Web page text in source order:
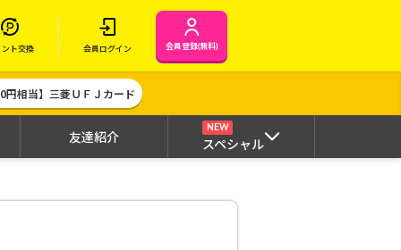
ント交換 会員ログイン 会員登録(無料)
円相当】三菱ＵＦＪカード
友達紹介
NEW
スペシャル